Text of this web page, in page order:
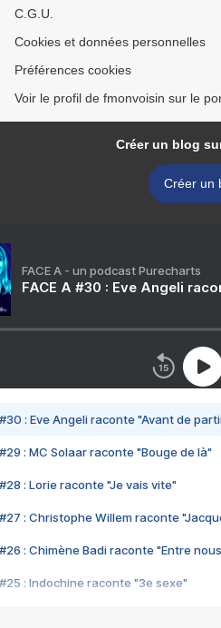
C.G.U.
Cookies et données personnelles
Préférences cookies
Voir le profil de fmonvoisin sur le
Créer un blog
Créer un
FACE A - un podcast Purecharts
FACE A #30 : Eve Angeli
#30 : Eve Angeli raconte "Avant de
#29 : MC Solaar raconte "Bouge de là"
#28 : Lorie raconte "Je vais vite"
#27 : Christophe Willem raconte
#26 : Chimène Badi raconte "Entre
#25 : Indochine raconte "3e sexe"